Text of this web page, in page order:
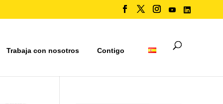
Trabaja con nosotros Contigo